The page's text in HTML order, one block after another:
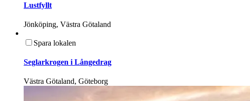
Lustfyllt
Jönköping, Västra Götaland
Spara lokalen
Seglarkrogen i Långedrag
Västra Götaland, Göteborg